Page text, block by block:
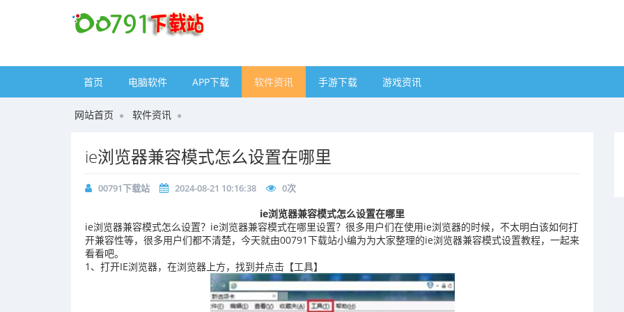
首页 电脑软件 APP下载 软件资讯 手游下载 游戏资讯
网站首页 软件资讯
ie浏览器兼容模式怎么设置在哪里
00791下载站 2024-08-21 10:16:38 0次
ie浏览器兼容模式怎么设置在哪里
ie浏览器兼容模式怎么设置？ie浏览器兼容模式在哪里设置？很多用户们在使用ie浏览器的时候，不太明白该如何打
开兼容性等，很多用户们都不清楚，今天就由00791下载站小编为为大家整理的ie浏览器兼容模式设置教程，一起来
看看吧。
1、打开IE浏览器，在浏览器上方，找到并点击【工具】